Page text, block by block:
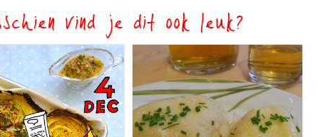
vind je dit ook leuk?